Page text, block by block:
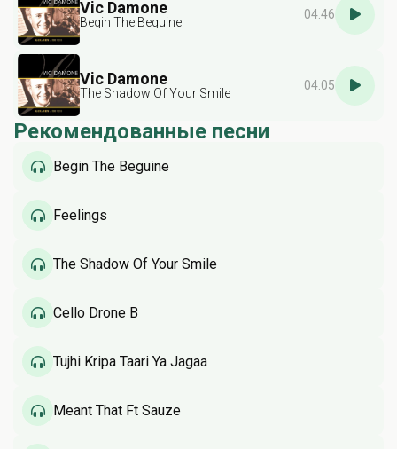
Vic Damone
Begin The Beguine
04:46
Vic Damone
The Shadow Of Your Smile
04:05
Рекомендованные песни
Begin The Beguine
Feelings
The Shadow Of Your Smile
Cello Drone B
Tujhi Kripa Taari Ya Jagaa
Meant That Ft Sauze